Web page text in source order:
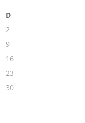
D
2
9
16
23
30